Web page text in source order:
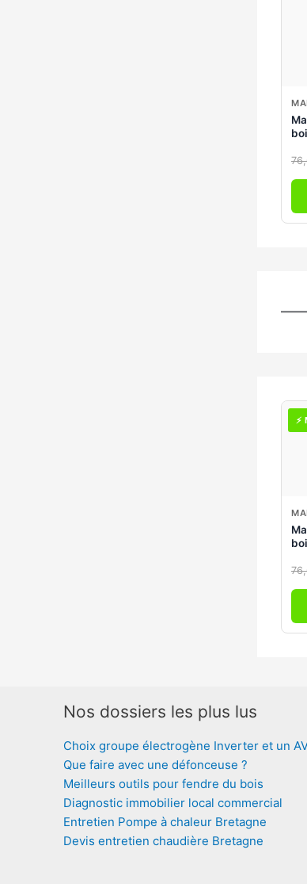
Nos dossiers les plus lus
Choix groupe électrogène Inverter et un
Que faire avec une défonceuse ?
Meilleurs outils pour fendre du bois
Diagnostic immobilier local commercial
Entretien Pompe à chaleur Bretagne
Devis entretien chaudière Bretagne